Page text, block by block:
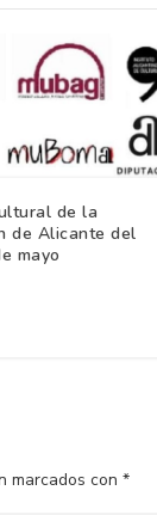
de la
de Alicante del
mayo
marcados con*